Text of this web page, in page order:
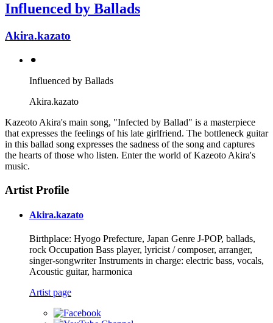
Influenced by Ballads
Akira.kazato
⚫︎
Influenced by Ballads
Akira.kazato
Kazeoto Akira's main song, "Infected by Ballad" is a masterpiece
that expresses the feelings of his late girlfriend. The bottleneck guitar
in this ballad song expresses the sadness of the song and captures
the hearts of those who listen. Enter the world of Kazeoto Akira's
music.
Artist Profile
Akira.kazato
Birthplace: Hyogo Prefecture, Japan Genre J-POP, ballads,
rock Occupation Bass player, lyricist / composer, arranger,
singer-songwriter Instruments in charge: electric bass, vocals,
Acoustic guitar, harmonica
Artist page